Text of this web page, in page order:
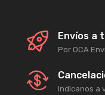
Envíos a
Por OCA
Indicanos a